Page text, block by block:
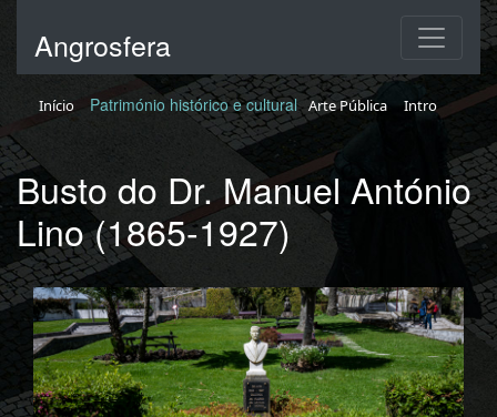
Angrosfera
Início Património histórico e cultural Arte Pública Intro
Busto do Dr. Manuel António
Lino (1865-1927)